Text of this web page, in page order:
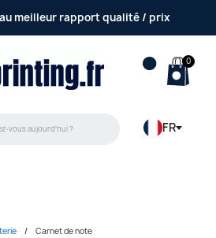
meilleur rapport qualité / prix
FR
Carnet de note